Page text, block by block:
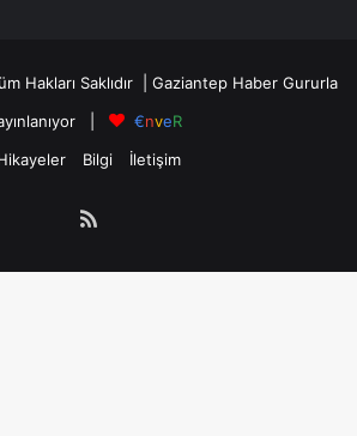
Hakları Saklıdır | Gaziantep HaberGururla
|
€nveR
Bilgi İletişim